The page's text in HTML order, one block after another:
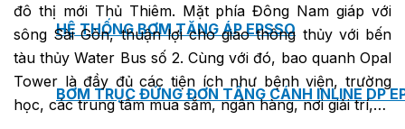
HỆ THỐNG BƠM TĂNG ÁP EPSSO
BƠM TRỤC ĐỨNG ĐƠN TẦNG CÁNH INLINE DP
đô thị mới Thủ Thiêm. Mặt phía Đông Nam giáp với
sông Sài Gòn, thuận lợi cho giao thông thủy với bến
tàu thủy Water Bus số 2. Cùng với đó, bao quanh Opal
Tower là đầy đủ các tiện ích như bệnh viện, trường
học, các trung tâm mua sắm, ngân hàng, nơi giải trí,…